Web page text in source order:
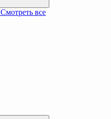
Смотреть все